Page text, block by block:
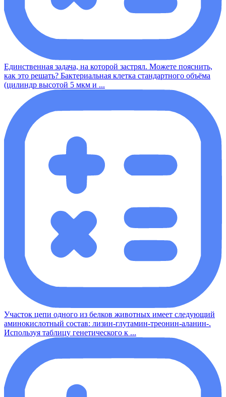
Единственная задача, на которой застрял. Можете пояснить,
как это решать? Бактериальная клетка стандартного объёма
(цилиндр высотой 5 мкм и ...
Участок цепи одного из белков животных имеет следующий
аминокислотный состав: лизин-глутамин-треонин-аланин-.
Используя таблицу генетического к ...